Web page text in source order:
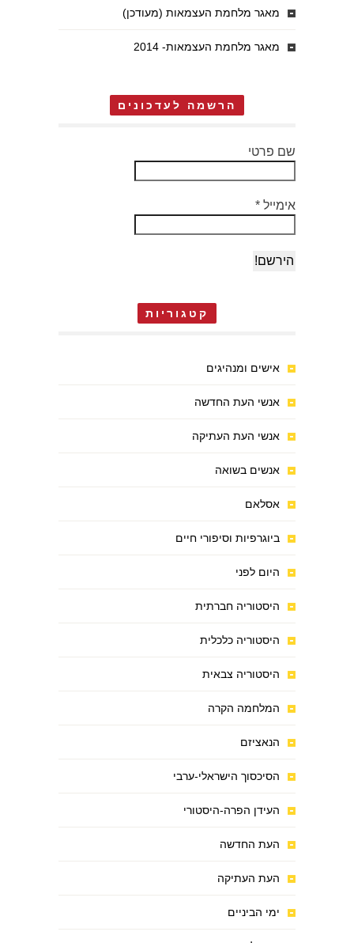
מאגר מלחמת העצמאות (מעודכן)
מאגר מלחמת העצמאות- 2014
הרשמה לעדכונים
שם פרטי
אימייל *
קטגוריות
אישים ומנהיגים
אנשי העת החדשה
אנשי העת העתיקה
אנשים בשואה
אסלאם
ביוגרפיות וסיפורי חיים
היום לפני
היסטוריה חברתית
היסטוריה כלכלית
היסטוריה צבאית
המלחמה הקרה
הנאציזם
הסיכסוך הישראלי-ערבי
העידן הפרה-היסטורי
העת החדשה
העת העתיקה
ימי הביניים